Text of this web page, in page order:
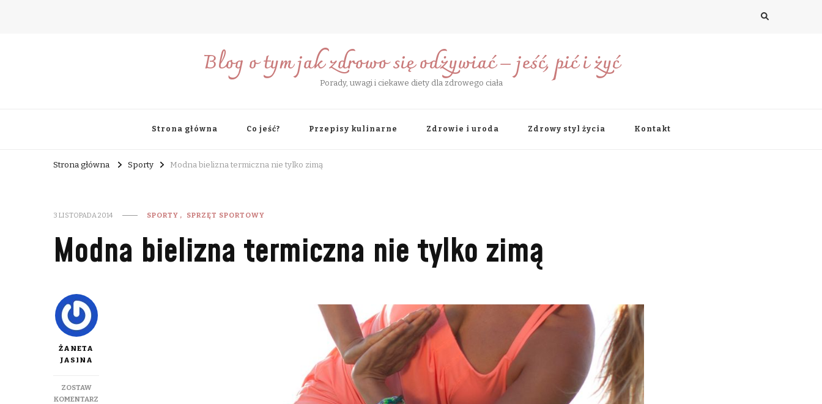
Blog o tym jak zdrowo się odżywiać – jeść, pić i żyć
Porady, uwagi i ciekawe diety dla zdrowego ciała
Strona główna Co jeść? Przepisy kulinarne Zdrowie i uroda Zdrowy styl życia Kontakt
Strona główna Sporty Modna bielizna termiczna nie tylko zimą
3 LISTOPADA 2014 SPORTY SPRZĘT SPORTOWY
Modna bielizna termiczna nie tylko zimą
ŻANETA
JASINA
ZOSTAW
KOMENTARZ